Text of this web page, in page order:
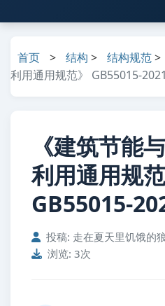
首页 > 结构 > 结构规范>
利用通用规范》 GB55015-2021
《建筑节能
利用通用规范
GB55015-
投稿: 走在夏天里饥饿的
浏览: 3次